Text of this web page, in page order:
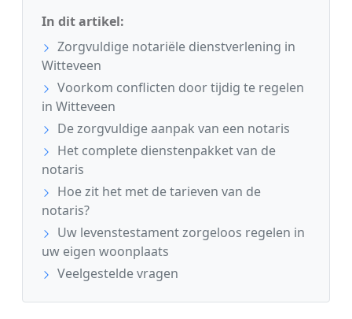
In dit artikel:
Zorgvuldige notariële dienstverlening in
Witteveen
Voorkom conflicten door tijdig te regelen
in Witteveen
De zorgvuldige aanpak van een notaris
Het complete dienstenpakket van de
notaris
Hoe zit het met de tarieven van de
notaris?
Uw levenstestament zorgeloos regelen in
uw eigen woonplaats
Veelgestelde vragen